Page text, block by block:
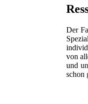
Der
von
und
schon